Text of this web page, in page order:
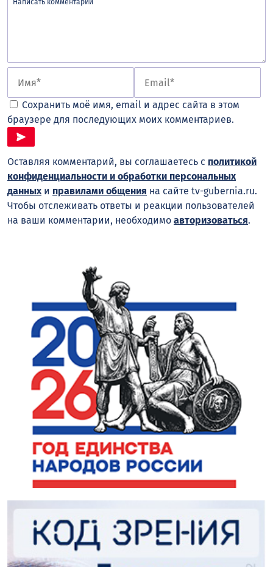
Сохранить моё имя, email и адрес сайта в этом
браузере для последующих моих комментариев.
Оставляя комментарий, вы соглашаетесь с политикой
конфиденциальности и обработки персональных
данныхи правилами общения на сайте tv-gubernia.ru.
Чтобы отслеживать ответы и реакции пользователей
на ваши комментарии, необходимо авторизоваться.